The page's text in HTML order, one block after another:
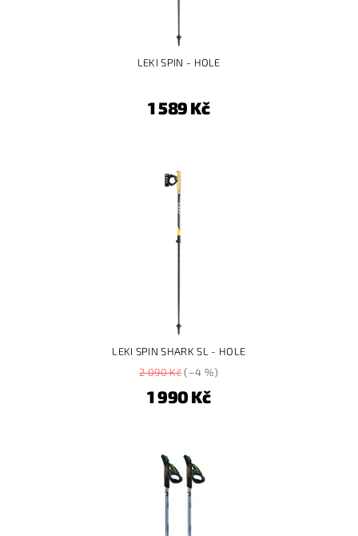
LEKI SPIN - HOLE
1 589 Kč
LEKI SPIN SHARK SL - HOLE
2 090 Kč(–4 %)
1 990 Kč